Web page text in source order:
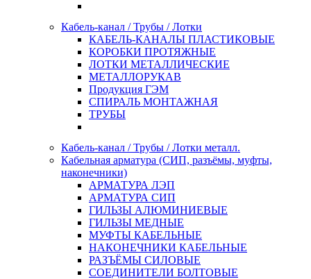
Кабель-канал / Трубы / Лотки
КАБЕЛЬ-КАНАЛЫ ПЛАСТИКОВЫЕ
КОРОБКИ ПРОТЯЖНЫЕ
ЛОТКИ МЕТАЛЛИЧЕСКИЕ
МЕТАЛЛОРУКАВ
Продукция ГЭМ
СПИРАЛЬ МОНТАЖНАЯ
ТРУБЫ
Кабель-канал / Трубы / Лотки металл.
Кабельная арматура (СИП, разъёмы, муфты,
наконечники)
АРМАТУРА ЛЭП
АРМАТУРА СИП
ГИЛЬЗЫ АЛЮМИНИЕВЫЕ
ГИЛЬЗЫ МЕДНЫЕ
МУФТЫ КАБЕЛЬНЫЕ
НАКОНЕЧНИКИ КАБЕЛЬНЫЕ
РАЗЪЁМЫ СИЛОВЫЕ
СОЕДИНИТЕЛИ БОЛТОВЫЕ